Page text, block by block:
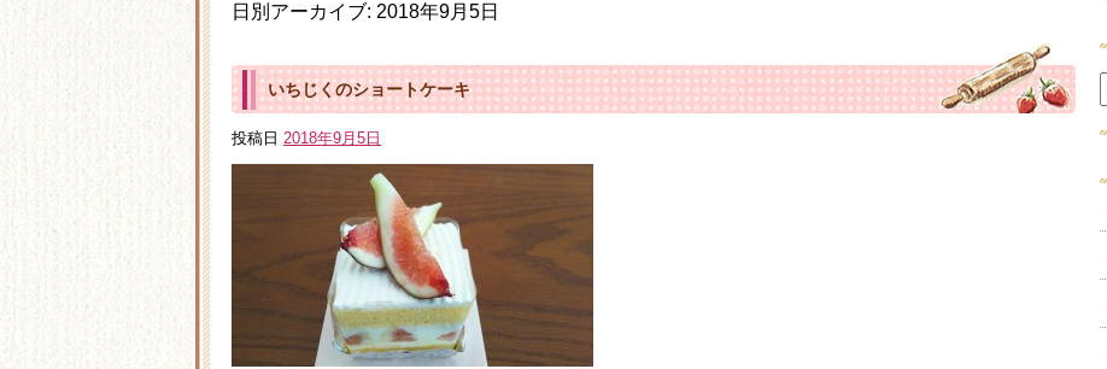
日別アーカイブ: 2018年9月5日
いちじくのショートケーキ
投稿日 2018年9月5日